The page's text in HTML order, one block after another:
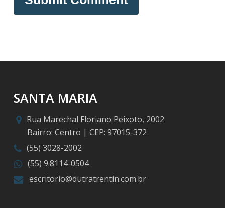
SANTA MARIA
Rua Marechal Floriano Peixoto, 2002
Bairro: Centro | CEP: 97015-372
(55) 3028-2002
(55) 9.8114-0504
escritorio@dutratrentin.com.br